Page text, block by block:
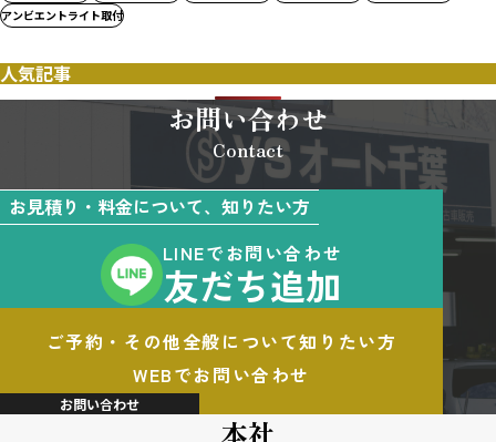
アンビエントライト取付
人気記事
お問い合わせ
Contact
お見積り・料金について、知りたい方
LINEでお問い合わせ
友だち追加
ご予約・その他全般について知りたい方
WEBでお問い合わせ
お問い合わせ
本社